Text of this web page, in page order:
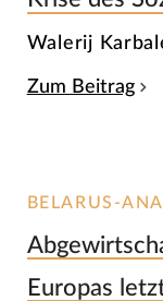
Walerij
Zum Beitrag
BELARUS-
Europas